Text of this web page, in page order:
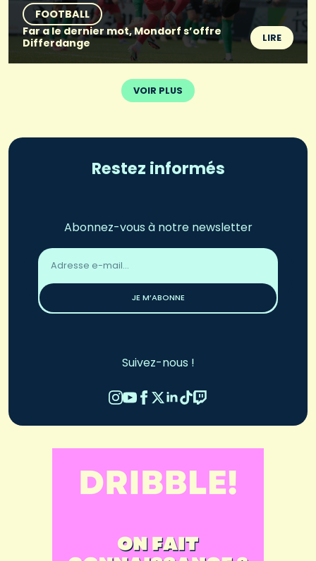
FOOTBALL
Far a le dernier mot, Mondorf s’offre
Differdange
LIRE
VOIR PLUS
Restez informés
Abonnez-vous à notre newsletter
Adresse
email
JE M’ABONNE
Suivez-nous !